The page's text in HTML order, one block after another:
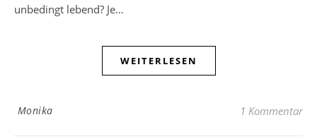
unbedingt lebend? Je…
WEITERLESEN
Monika 1 Kommentar